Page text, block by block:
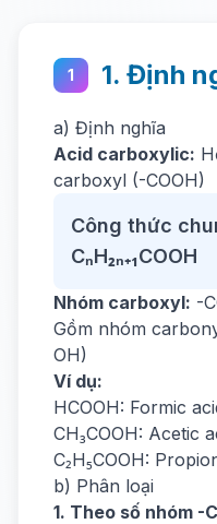
1 1. Định
a) Định nghĩa
Acid carboxylic:
carboxyl (-COOH)
Công thức
CₙH₂ₙ₊₁COOH
Nhóm carboxyl: -
Gồm nhóm
OH)
Ví dụ:
HCOOH: Formic
CH₃COOH: Acetic
C₂H₅COOH:
b) Phân loại
1. Theo số nhóm -